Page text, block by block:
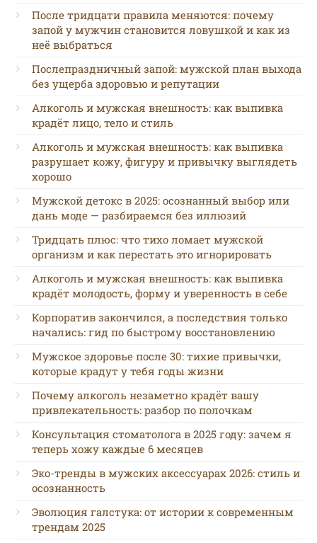
После тридцати правила меняются: почему
запой у мужчин становится ловушкой и как из
неё выбраться
Послепраздничный запой: мужской план выхода
без ущерба здоровью и репутации
Алкоголь и мужская внешность: как выпивка
крадёт лицо, тело и стиль
Алкоголь и мужская внешность: как выпивка
разрушает кожу, фигуру и привычку выглядеть
хорошо
Мужской детокс в 2025: осознанный выбор или
дань моде — разбираемся без иллюзий
Тридцать плюс: что тихо ломает мужской
организм и как перестать это игнорировать
Алкоголь и мужская внешность: как выпивка
крадёт молодость, форму и уверенность в себе
Корпоратив закончился, а последствия только
начались: гид по быстрому восстановлению
Мужское здоровье после 30: тихие привычки,
которые крадут у тебя годы жизни
Почему алкоголь незаметно крадёт вашу
привлекательность: разбор по полочкам
Консультация стоматолога в 2025 году: зачем я
теперь хожу каждые 6 месяцев
Эко-тренды в мужских аксессуарах 2026: стиль и
осознанность
Эволюция галстука: от истории к современным
трендам 2025